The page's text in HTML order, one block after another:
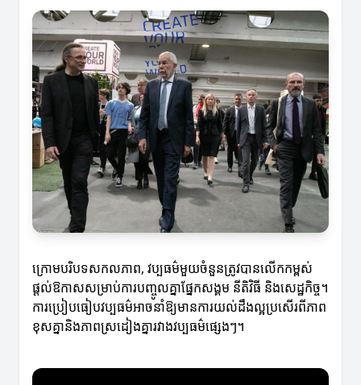
ក្រោមបរិបទសកលភាព, វប្បធម៌មួយចំនួនត្រូវបានលើកកម្ពស់
ផ្តល់ឱកាសសម្រាប់ការបញ្ចូលគ្នាផ្នែកសង្គម នីតិវិធី និងសេដ្ឋកិច្ច។
ការប្រៀបធៀបវប្បធម៌អាចនាំឱ្យមានការយល់ដឹងល្អប្រសើរពីភាព
ខុសគ្នានិងភាពស្រដៀងគ្នារវាងវប្បធម៌ផ្សេងៗ។